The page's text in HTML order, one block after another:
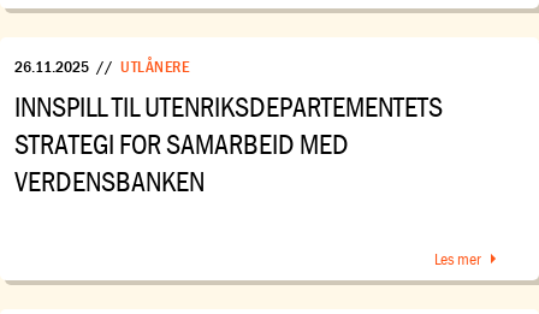
26.11.2025 // UTLÅNERE
INNSPILL TIL UTENRIKSDEPARTEMENTETS
STRATEGI FOR SAMARBEID MED
VERDENSBANKEN
Les mer